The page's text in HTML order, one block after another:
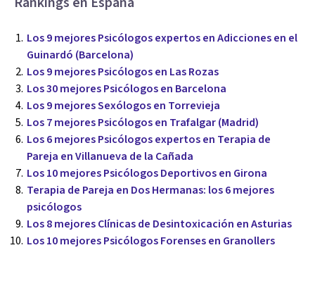
Los 9 mejores Psicólogos expertos en Adicciones en el
Guinardó (Barcelona)
Los 9 mejores Psicólogos en Las Rozas
Los 30 mejores Psicólogos en Barcelona
Los 9 mejores Sexólogos en Torrevieja
Los 7 mejores Psicólogos en Trafalgar (Madrid)
Los 6 mejores Psicólogos expertos en Terapia de
Pareja en Villanueva de la Cañada
Los 10 mejores Psicólogos Deportivos en Girona
Terapia de Pareja en Dos Hermanas: los 6 mejores
psicólogos
Los 8 mejores Clínicas de Desintoxicación en Asturias
Los 10 mejores Psicólogos Forenses en Granollers